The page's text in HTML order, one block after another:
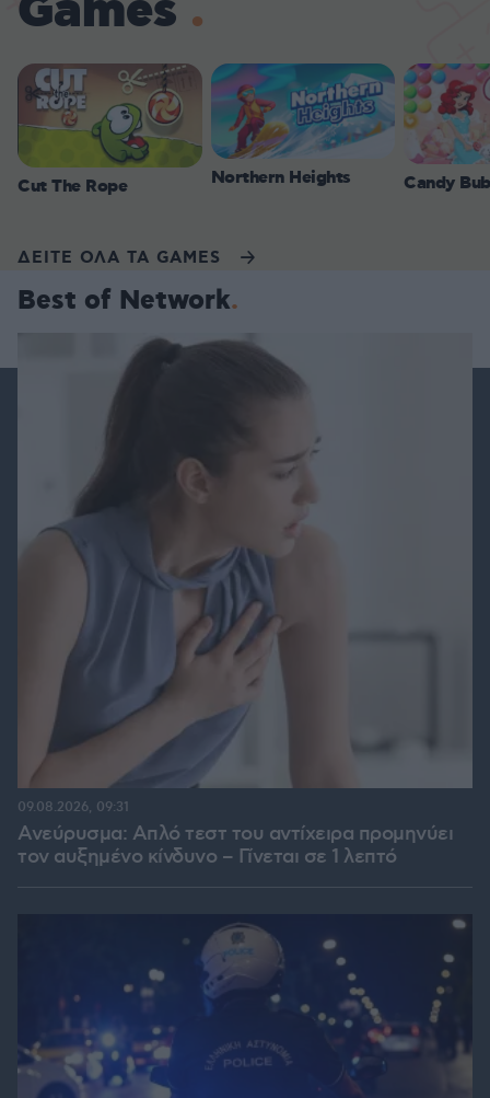
Cut The Rope Northern Heights Candy
ΔΕΙΤΕ ΟΛΑ ΤΑ GAMES
Best of Network
Ανεύρυσμα: Απλό τεστ του αντίχειρα προμηνύει
τον αυξημένο κίνδυνο – Γίνεται σε 1 λεπτό
09.08.2026, 09:31